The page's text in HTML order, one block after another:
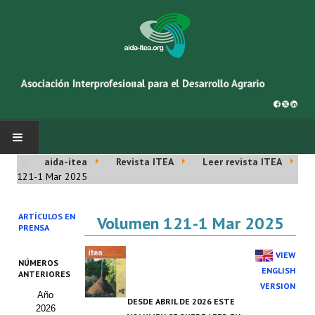
INICIO
Asociación AIDA
Cincuentenario AIDA
Organigrama
aida-itea Revista ITEA
Leer revista ITEA
121-1 Mar 2025
ARTÍCULOS EN
PRENSA
NÚMEROS
ANTERIORES
Año
2026
Volumen 121-1 Mar 2025
DESDE ABRIL DE 2026 ESTE
VIEW
ENGLISH
VERSION